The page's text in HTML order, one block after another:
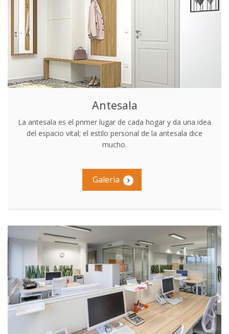
Antesala
La antesala es el primer lugar de cada hogar y da una idea
del espacio vital; el estilo personal de la antesala dice
mucho.
Galeria